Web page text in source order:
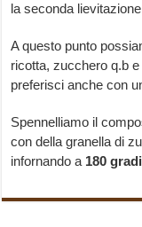
la seconda
A questo punto
ricotta, zucchero q.b
preferisci anche con
Spennelliamo il
con della granella di
infornando a 180